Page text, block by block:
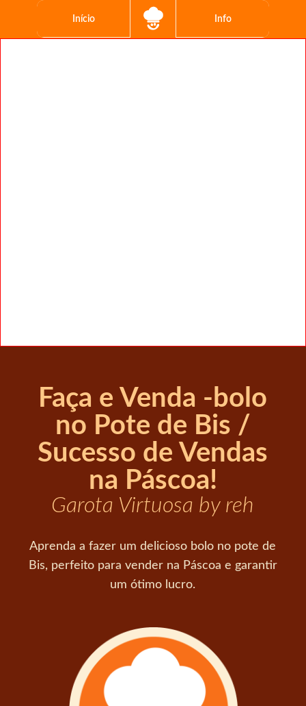
Início Info
Faça e Venda -bolo
no Pote de Bis /
Sucesso de Vendas
na Páscoa!
Garota Virtuosa by reh
Aprenda a fazer um delicioso bolo no pote de
Bis, perfeito para vender na Páscoa e garantir
um ótimo lucro.